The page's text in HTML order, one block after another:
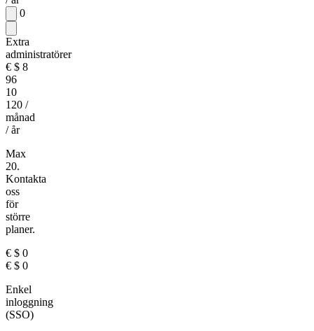
0
Extra
administratörer
€ $ 8
96
10
120 /
månad
/ år
Max
20.
Kontakta
oss
för
större
planer.
€ $ 0
€ $ 0
Enkel
inloggning
(SSO)